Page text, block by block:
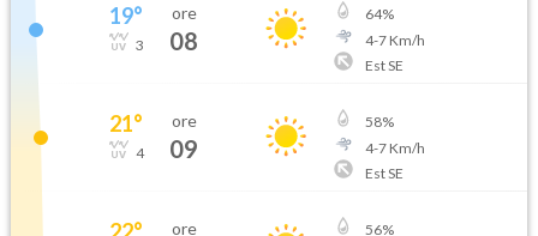
19°
3
ore
08
64%
4-7Km/h
Est SE
21°
4
ore
09
58%
4-7Km/h
Est SE
ore 56%